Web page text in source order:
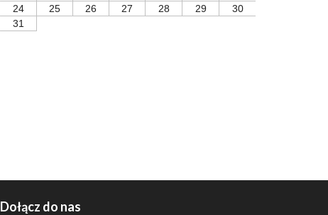
24
25 26 27 28 29
30
31
Dołącz do nas